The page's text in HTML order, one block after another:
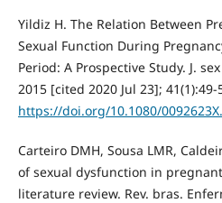
Yildiz H. The Relation Between
Sexual Function During
Period: A Prospective Study. J.
2015 [cited 2020 Jul 23];
https://doi.org/10.1080/
Carteiro DMH, Sousa LMR,
of sexual dysfunction in
literature review. Rev. bras.